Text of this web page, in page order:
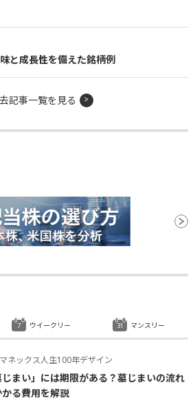
と成長性を備えた銘柄例
記事一覧を見る
マネックス人生100年デザイン
じまい」には期限がある？墓じまいの流れ
かる費用を解説
ウイークリー マンスリー